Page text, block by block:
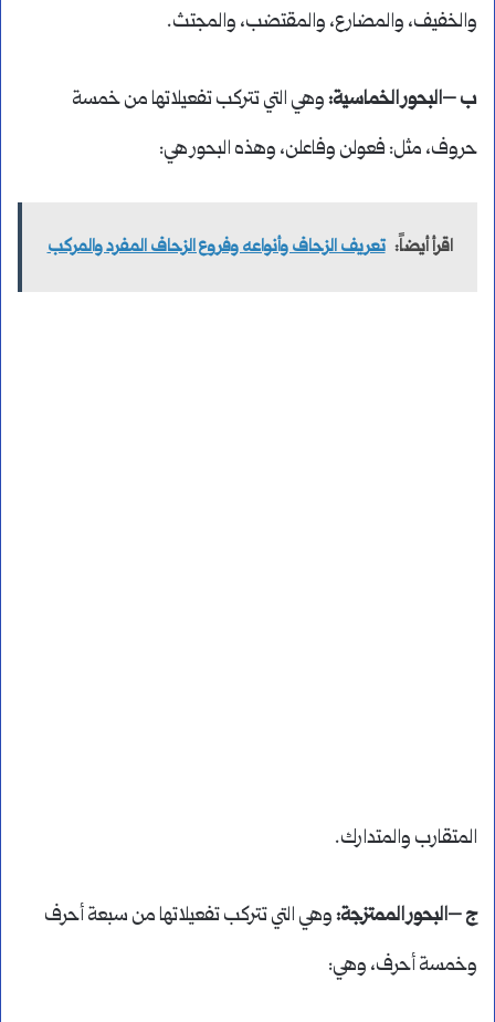
والخفيف، والمضارع، والمقتضب، والمجتث.
ب –البحور الخماسية:وهي التي تتركب تفعيلاتها من خمسة
حروف، مثل: فعولن وفاعلن، وهذه البحور هي:
اقرأ أيضاً: تعريف الزحاف وأنواعه وفروع الزحاف المفرد والمركب
المتقارب والمتدارك.
ج –البحور الممتزجة:وهي التي تتركب تفعيلاتها من سبعة أحرف
وخمسة أحرف، وهي: